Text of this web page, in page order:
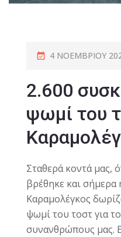
4 ΝΟΕΜΒΡΊΟΥ
2.600
ψωμί του
Σταθερά κοντά μας,
βρέθηκε και σήμερα
Καραμολέγκος
ψωμί του τοστ για
συνανθρώπους μας.